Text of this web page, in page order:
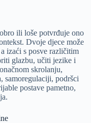
ili loše potvrđuje ono
Dvoje djece može
izaći s posve različitim
glazbu, učiti jezike i
skrolanju,
samoregulaciji, podršci
postave pametno,